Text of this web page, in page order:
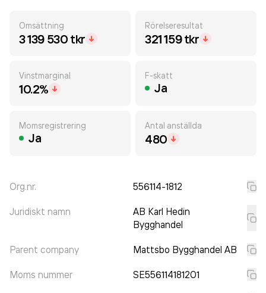
Omsättning
3 139 530 tkr
Rörelseresultat
321 159 tkr
Vinstmarginal
10.2%
F-skatt
Ja
Momsregistrering
Ja
Antal anställda
480
Org.nr. 556114-1812
Juridiskt namn
AB Karl Hedin
Bygghandel
Parent company Mattsbo Bygghandel AB
Moms nummer SE556114181201